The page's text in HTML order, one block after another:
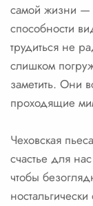
самой жизни —
способности
трудиться не
слишком
заметить. Они
проходящие
Чеховская
счастье для
чтобы